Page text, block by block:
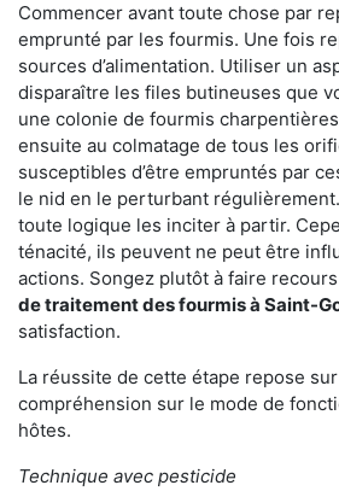
Commencer avant toute chose par
emprunté par les fourmis. Une fois
sources d’alimentation. Utiliser un
disparaître les files butineuses que
une colonie de fourmis
ensuite au colmatage de tous les
susceptibles d’être empruntés par
le nid en le perturbant
toute logique les inciter à partir.
ténacité, ils peuvent ne peut être
actions. Songez plutôt à faire
de traitement des fourmis à Saint-
satisfaction.
La réussite de cette étape repose
compréhension sur le mode de
hôtes.
Technique avec pesticide